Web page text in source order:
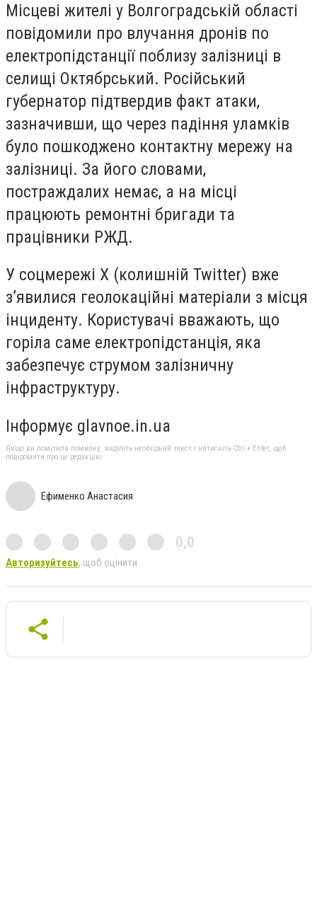
Місцеві жителі у Волгоградській області
повідомили про влучання дронів по
електропідстанції поблизу залізниці в
селищі Октябрський. Російський
губернатор підтвердив факт атаки,
зазначивши, що через падіння уламків
було пошкоджено контактну мережу на
залізниці. За його словами,
постраждалих немає, а на місці
працюють ремонтні бригади та
працівники РЖД.
У соцмережі X (колишній Twitter) вже
з’явилися геолокаційні матеріали з місця
інциденту. Користувачі вважають, що
горіла саме електропідстанція, яка
забезпечує струмом залізничну
інфраструктуру.
Інформує glavnoe.in.ua
Якщо ви помітили помилку, виділіть необхідний текст і натисніть Ctrl + Enter, щоб
повідомити про це редакцію
Ефименко Анастасия
0,0
Авторизуйтесь, щоб оцінити